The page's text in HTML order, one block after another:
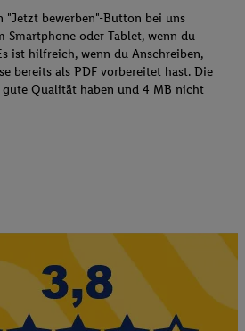
"Jetzt bewerben"-Button bei uns
Smartphone oder Tablet, wenn du
ist hilfreich, wenn du Anschreiben,
bereits als PDF vorbereitet hast. Die
Qualität haben und 4 MB nicht